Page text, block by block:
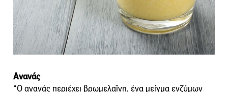
Ανανάς
“Ο ανανάς περιέχει βρωμελαϊνη, ένα μείγμα ενζύμων